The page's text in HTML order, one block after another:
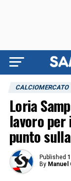
CALCIOMERCATO
Loria
lavoro
punto
Published
By Manuel